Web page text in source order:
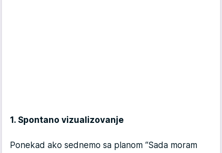
1. Spontano vizualizovanje
Ponekad ako sednemo sa planom “Sada moram